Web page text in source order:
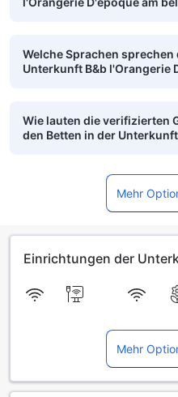
Welche Sprachen
Unterkunft B&b l'Orangerie
Wie lauten die verifizierten
den Betten in der
Mehr
Einrichtungen der
Mehr